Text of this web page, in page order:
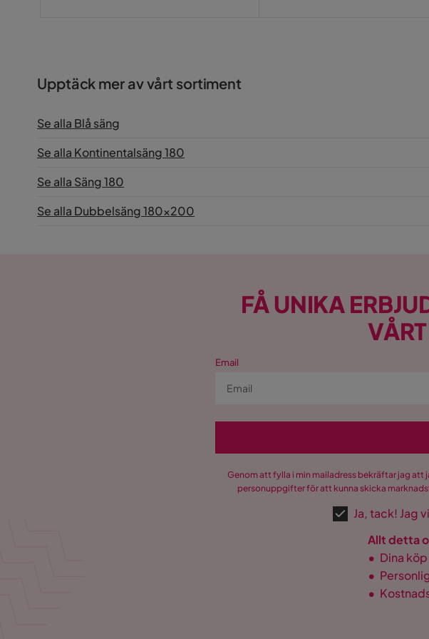
Upptäck mer av vårt sortiment
Se alla Blå säng
Se alla Kontinentalsäng 180
Se alla Säng 180
Se alla Dubbelsäng 180x200
FÅ UNIKA
Email
Genom att fylla i min mailadress bekräftar jag att
personuppgifter för att kunna skicka
Ja, tack! Jag
Allt detta
• Dina
•
•